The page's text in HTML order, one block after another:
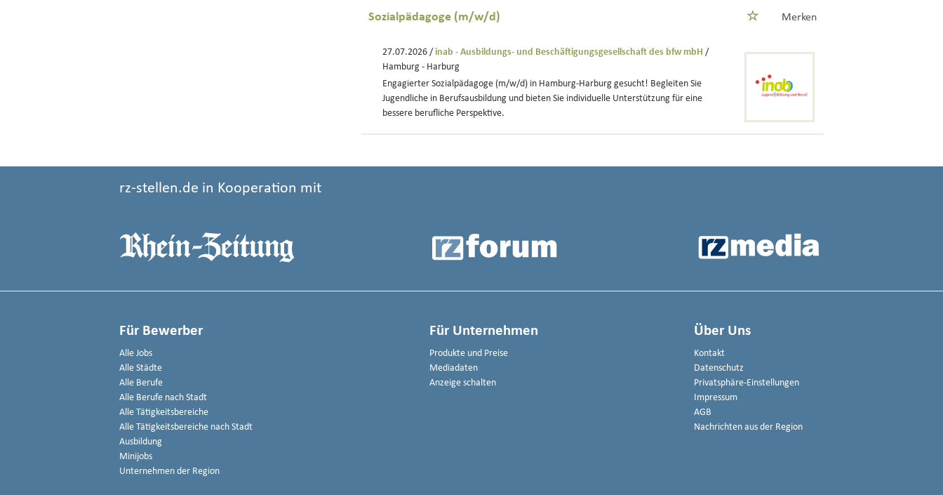
Sozialpädagoge (m/w/d) Merken
27.07.2026 / inab - Ausbildungs- und Beschäftigungsgesellschaft des bfw mbH /
Hamburg - Harburg
Engagierter Sozialpädagoge (m/w/d) in Hamburg-Harburg gesucht! Begleiten Sie
Jugendliche in Berufsausbildung und bieten Sie individuelle Unterstützung für eine
bessere berufliche Perspektive.
rz-stellen.de in Kooperation mit
Für Bewerber
Alle Jobs
Alle Städte
Alle Berufe
Alle Berufe nach Stadt
Alle Tätigkeitsbereiche
Alle Tätigkeitsbereiche nach Stadt
Ausbildung
Minijobs
Unternehmen der Region
Für Unternehmen
Produkte und Preise
Mediadaten
Anzeige schalten
Über Uns
Kontakt
Datenschutz
Privatsphäre-Einstellungen
Impressum
AGB
Nachrichten aus der Region